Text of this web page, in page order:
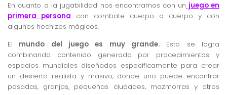
En cuanto a la jugabilidad nos encontramos con un juego en
primera persona con combate cuerpo a cuerpo y con
algunos hechizos mágicos.
El mundo del juego es muy grande. Esto se logra
combinando contenido generado por procedimientos y
espacios mundiales diseñados específicamente para crear
un desierto realista y masivo, donde uno puede encontrar
posadas, granjas, pequeñas ciudades, mazmorras y otros